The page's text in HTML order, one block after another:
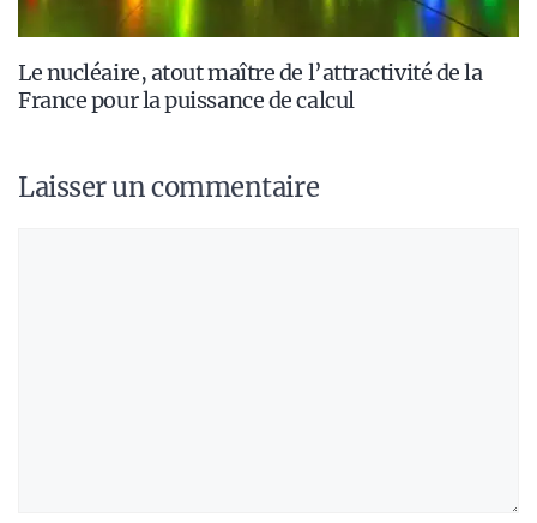
Le nucléaire, atout maître de l’attractivité de la
France pour la puissance de calcul
Laisser un commentaire